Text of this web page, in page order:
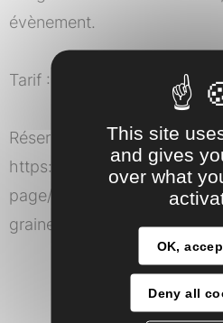
évènement.
Tarif : 50€ par personne (vin
Réservation impérative en
https://
page/vignoble-en-
graine-%C3%A0-l-assiette
This site
and gives
over what
OK,
Deny all